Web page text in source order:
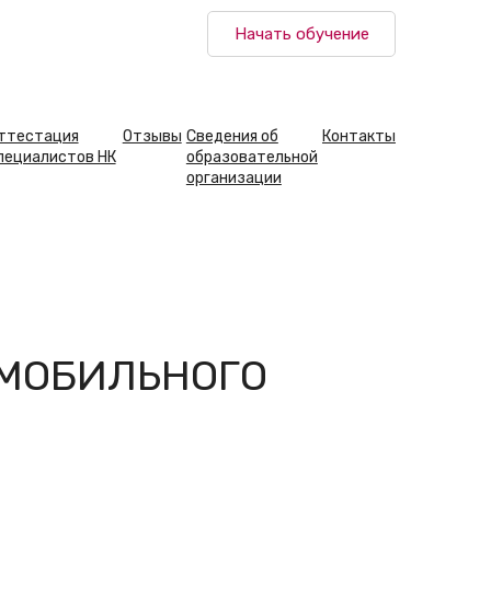
Начать обучение
НК
Отзывы Сведения об
образовательной
организации
Контакты